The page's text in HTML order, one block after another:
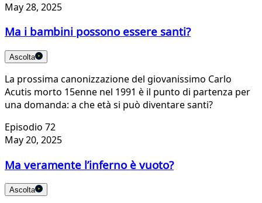
May 28, 2025
Ma i bambini possono essere santi?
Ascolta
La prossima canonizzazione del giovanissimo Carlo
Acutis morto 15enne nel 1991 è il punto di partenza per
una domanda: a che età si può diventare santi?
Episodio 72
May 20, 2025
Ma veramente l’inferno è vuoto?
Ascolta